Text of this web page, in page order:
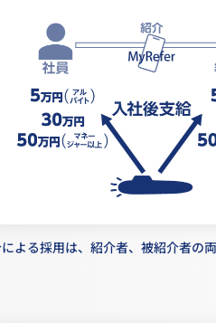
よる採用は、紹介者、被紹介者の